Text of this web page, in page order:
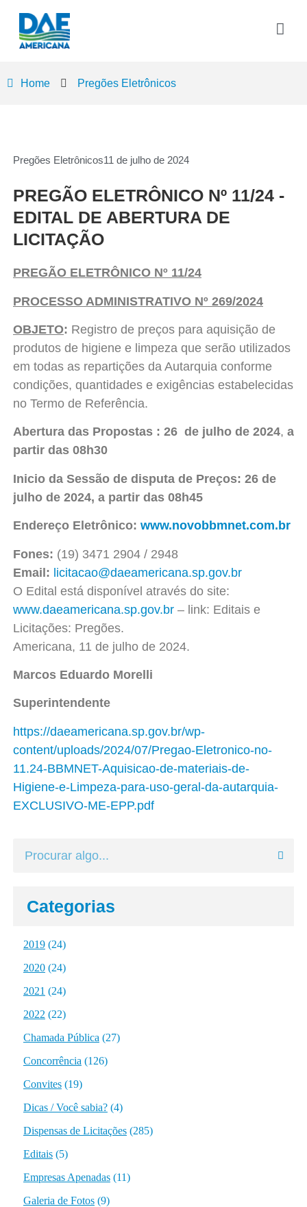
Home Pregões Eletrônicos
Pregões Eletrônicos11 de julho de 2024
PREGÃO ELETRÔNICO Nº 11/24 -
EDITAL DE ABERTURA DE
LICITAÇÃO
PREGÃO ELETRÔNICO Nº 11/24
PROCESSO ADMINISTRATIVO Nº 269/2024
OBJETO: Registro de preços para aquisição de
produtos de higiene e limpeza que serão utilizados
em todas as repartições da Autarquia conforme
condições, quantidades e exigências estabelecidas
no Termo de Referência.
Abertura das Propostas : 26 de julho de 2024, a
partir das 08h30
Inicio da Sessão de disputa de Preços: 26 de
julho de 2024, a partir das 08h45
Endereço Eletrônico: www.novobbmnet.com.br
Fones: (19) 3471 2904 / 2948
Email: licitacao@daeamericana.sp.gov.br
O Edital está disponível através do site:
www.daeamericana.sp.gov.br– link: Editais e
Licitações: Pregões.
Americana, 11 de julho de 2024.
Marcos Eduardo Morelli
Superintendente
https://daeamericana.sp.gov.br/wp-
content/uploads/2024/07/Pregao-Eletronico-no-
11.24-BBMNET-Aquisicao-de-materiais-de-
Higiene-e-Limpeza-para-uso-geral-da-autarquia-
EXCLUSIVO-ME-EPP.pdf
Categorias
2019(24)
2020(24)
2021 (24)
2022 (22)
Chamada Pública (27)
Concorrência (126)
Convites(19)
Dicas / Você sabia?(4)
Dispensas de Licitações(285)
Editais(5)
Empresas Apenadas(11)
Galeria de Fotos(9)